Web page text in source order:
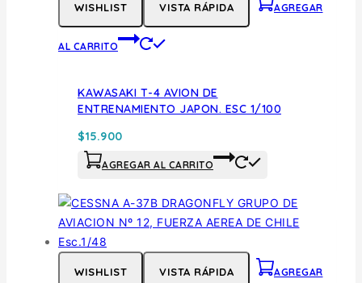
WISHLIST VISTA RÁPIDA AGREGAR
AL CARRITO
KAWASAKI T-4 AVION DE
ENTRENAMIENTO JAPON. ESC 1/100
$15.900
AGREGAR AL CARRITO
WISHLIST VISTA RÁPIDA AGREGAR